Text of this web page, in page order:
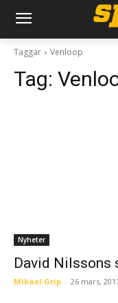
Taggar Venloop
Tag:
Nyheter
David Nilssons
Mikael Grip - 26 mars,